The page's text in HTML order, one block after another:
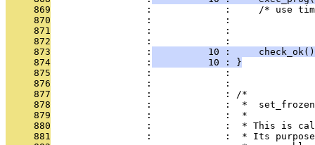
     869
:             :     /* use
     870
:             :
     871
:             :
     872
:             :
     873
                 :
10 :
     874
                 :
          10 : }
     875
                 :             :
     876
                 :             :
     877
                 :             : /*
     878
:             :  *
     879
                 :             :  *
     880
:             :  * This is
     881
:             :  * Its